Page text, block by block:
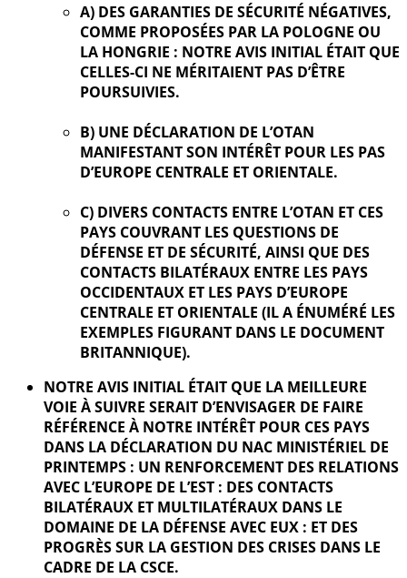
A) DES GARANTIES DE SÉCURITÉ NÉGATIVES,
COMME PROPOSÉES PAR LA POLOGNE OU
LA HONGRIE : NOTRE AVIS INITIAL ÉTAIT QUE
CELLES-CI NE MÉRITAIENT PAS D’ÊTRE
POURSUIVIES.
B) UNE DÉCLARATION DE L’OTAN
MANIFESTANT SON INTÉRÊT POUR LES PAS
D’EUROPE CENTRALE ET ORIENTALE.
C) DIVERS CONTACTS ENTRE L’OTAN ET CES
PAYS COUVRANT LES QUESTIONS DE
DÉFENSE ET DE SÉCURITÉ, AINSI QUE DES
CONTACTS BILATÉRAUX ENTRE LES PAYS
OCCIDENTAUX ET LES PAYS D’EUROPE
CENTRALE ET ORIENTALE (IL A ÉNUMÉRÉ LES
EXEMPLES FIGURANT DANS LE DOCUMENT
BRITANNIQUE).
NOTRE AVIS INITIAL ÉTAIT QUE LA MEILLEURE
VOIE À SUIVRE SERAIT D’ENVISAGER DE FAIRE
RÉFÉRENCE À NOTRE INTÉRÊT POUR CES PAYS
DANS LA DÉCLARATION DU NAC MINISTÉRIEL DE
PRINTEMPS : UN RENFORCEMENT DES RELATIONS
AVEC L’EUROPE DE L’EST : DES CONTACTS
BILATÉRAUX ET MULTILATÉRAUX DANS LE
DOMAINE DE LA DÉFENSE AVEC EUX : ET DES
PROGRÈS SUR LA GESTION DES CRISES DANS LE
CADRE DE LA CSCE.